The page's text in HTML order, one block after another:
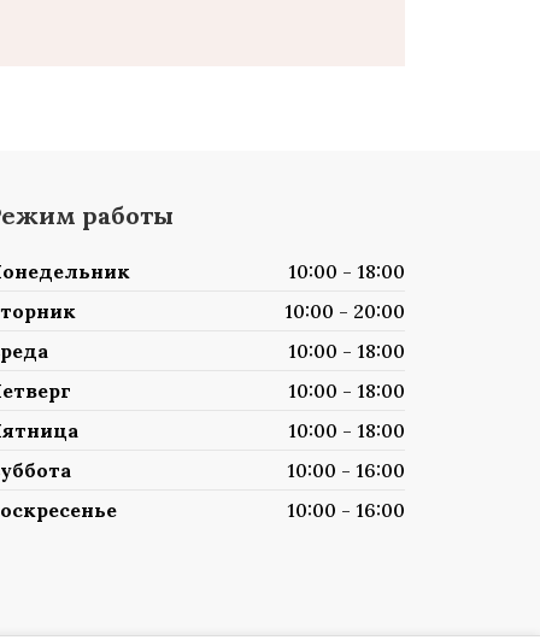
работы
10:00 - 18:00
10:00 - 20:00
10:00 - 18:00
10:00 - 18:00
10:00 - 18:00
10:00 - 16:00
10:00 - 16:00